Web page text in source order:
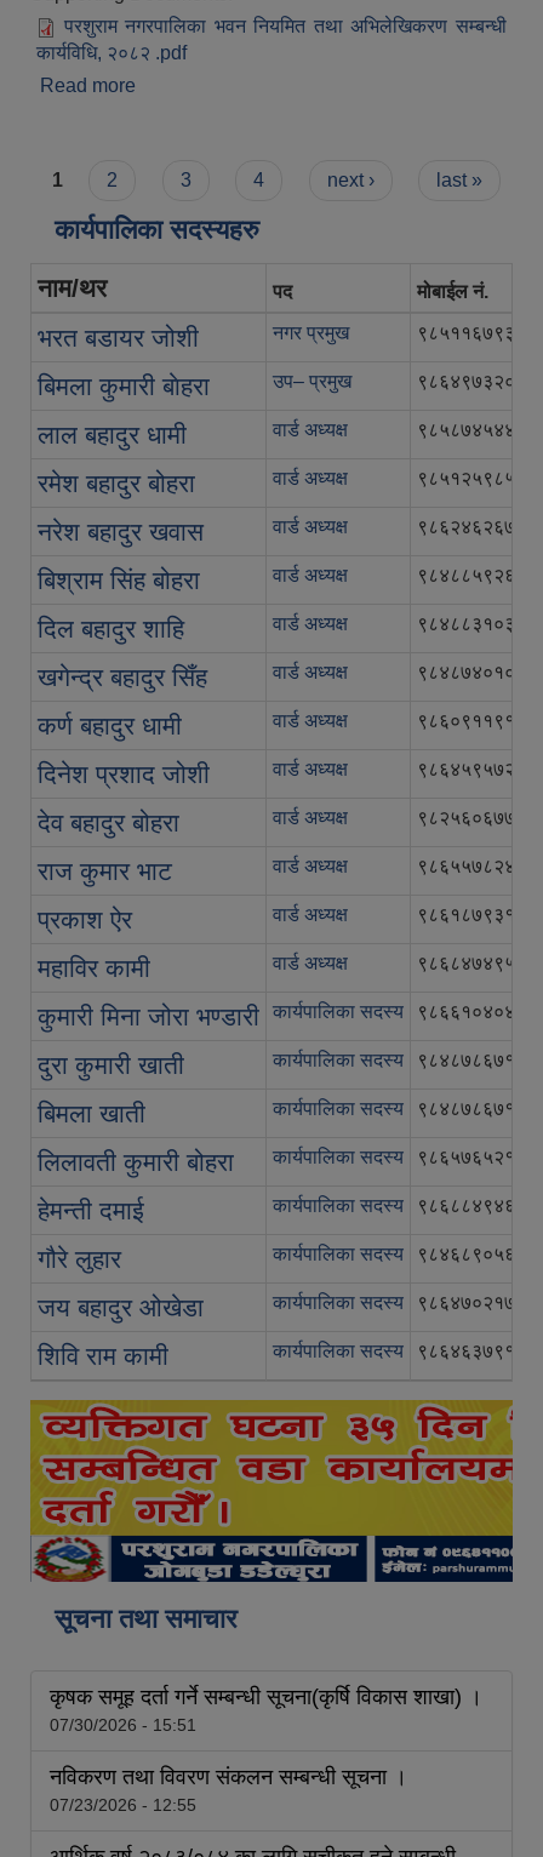
परशुराम नगरपालिका भवन नियमित तथा अभिलेखिकरण सम्बन्धी
कार्यविधि, २०८२ .pdf
Read more
Pages
1 2 3 4 next › last »
कार्यपालिका सदस्यहरु
नाम/थर पद मोबाईल नं.
भरत बडायर जोशी नगर प्रमुख ९८५११६७९३५
बिमला कुमारी बाेहरा उप– प्रमुख ९८६४९७३२०२
लाल बहादुर धामी वार्ड अध्यक्ष ९८५८७४५४४४
रमेश बहादुर बोहरा वार्ड अध्यक्ष ९८५१२५९८५७
नरेश बहादुर खवास वार्ड अध्यक्ष ९८६२४६२६७६
बिश्राम सिंह बोहरा वार्ड अध्यक्ष ९८४८८५९२६२
दिल बहादुर शाहि वार्ड अध्यक्ष ९८४८८३१०३३
खगेन्द्र बहादुर सिँह वार्ड अध्यक्ष ९८४८७४०१०४
कर्ण बहादुर धामी वार्ड अध्यक्ष ९८६०९११९१३
दिनेश प्रशाद जोशी वार्ड अध्यक्ष ९८६४५९५७२२
देव बहादुर बोहरा वार्ड अध्यक्ष ९८२५६०६७७७
राज कुमार भाट वार्ड अध्यक्ष ९८६५५७८२४८
प्रकाश ऐर वार्ड अध्यक्ष ९८६१८७९३१५
महाविर कामी वार्ड अध्यक्ष ९८६८४७४९५६
कुमारी मिना जोरा भण्डारी कार्यपालिका सदस्य ९८६६१०४०४३
दुरा कुमारी खाती कार्यपालिका सदस्य ९८४८७८६७१३
बिमला खाती कार्यपालिका सदस्य ९८४८७८६७१३
लिलावती कुमारी बोहरा कार्यपालिका सदस्य ९८६५७६५२१२
हेमन्ती दमाई कार्यपालिका सदस्य ९८६८८४९४६५
गौरे लुहार कार्यपालिका सदस्य ९८४६८९०५६३
जय बहादुर ओखेडा कार्यपालिका सदस्य ९८६४७०२१७४
शिवि राम कामी कार्यपालिका सदस्य ९८६४६३७९१६
सूचना तथा समाचार
कृषक समूह दर्ता गर्ने सम्बन्धी सूचना(कृर्षि विकास शाखा) ।
07/30/2026 - 15:51
नविकरण तथा विवरण संकलन सम्बन्धी सूचना ।
07/23/2026 - 12:55